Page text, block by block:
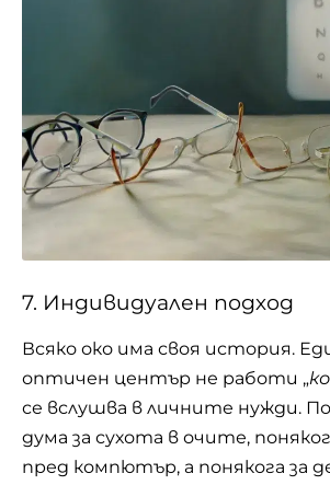
7. Индивидуален подход
Всяко око има своя история.
оптичен център не работи „
се вслушва в личните нужди.
дума за сухота в очите,
пред компютър, а понякога за